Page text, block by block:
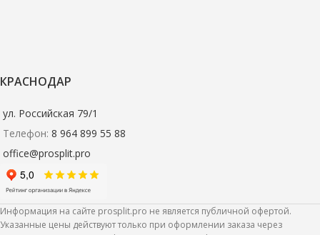
КРАСНОДАР
ул. Российская 79/1
Телефон: 8 964 899 55 88
office@prosplit.pro
Информация на сайте prosplit.pro не является публичной офертой.
Указанные цены действуют только при оформлении заказа через